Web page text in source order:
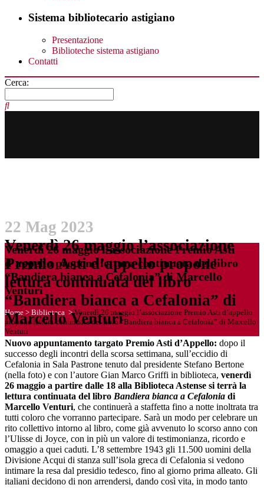
Sistema bibliotecario astigiano
Presentazione
Biblioteche sistema astigiano
Contatti
Cerca:
Venerdì 26 maggio l’associazione Premio Asti
d’appello propone lettura continuata del libro
“Bandiera bianca a Cefalonia” di Marcello
Venturi
Home > Biblioteca >Venerdì 26 maggio l’associazione Premio Asti d’appello
propone lettura continuata del libro “Bandiera bianca a Cefalonia” di Marcello
Venturi
22 Mag 2023
Venerdì 26 maggio l’associazione
Premio Asti d’appello propone
lettura continuata del libro
“Bandiera bianca a Cefalonia” di
Marcello Venturi
Nuovo appuntamento targato Premio Asti d’Appello: dopo il
successo degli incontri della scorsa settimana, sull’eccidio di
Cefalonia in Sala Pastrone tenuto dal presidente Stefano Bertone
(nella foto) e con l’autore Gian Marco Griffi in biblioteca, venerdì
26 maggio a partire dalle 18 alla Biblioteca Astense si terrà la
lettura continuata del libro Bandiera bianca a Cefalonia di
Marcello Venturi, che continuerà a staffetta fino a notte inoltrata tra
tutti coloro che vorranno partecipare. Sarà un modo per celebrare un
rito collettivo intorno al libro, come già avvenuto lo scorso anno con
l’Ulisse di Joyce, con in più un valore di testimonianza, ricordo e
omaggio a quei caduti. L’8 settembre 1943 gli 11.500 uomini della
Divisione Acqui di stanza sull’isola greca di Cefalonia si vedono
intimare la resa dal presidio tedesco, fino al giorno prima alleato. Gli
italiani decidono di non arrendersi, dando così vita, in modo tanto